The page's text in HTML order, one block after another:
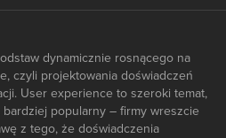
dynamicznie rosnącego na
czyli projektowania doświadczeń
User experience to szeroki temat,
popularny – firmy wreszcie
z tego, że doświadczenia